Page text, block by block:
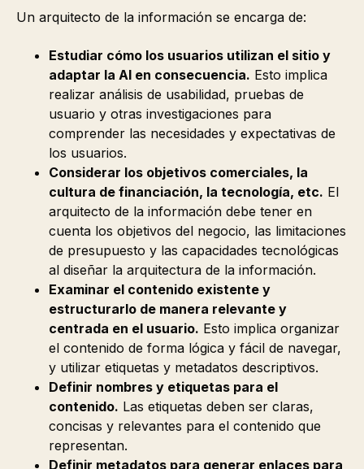
Un arquitecto de la información se encarga de:
Estudiar cómo los usuarios utilizan el sitio y
adaptar la AI en consecuencia. Esto implica
realizar análisis de usabilidad, pruebas de
usuario y otras investigaciones para
comprender las necesidades y expectativas de
los usuarios.
Considerar los objetivos comerciales, la
cultura de financiación, la tecnología, etc. El
arquitecto de la información debe tener en
cuenta los objetivos del negocio, las limitaciones
de presupuesto y las capacidades tecnológicas
al diseñar la arquitectura de la información.
Examinar el contenido existente y
estructurarlo de manera relevante y
centrada en el usuario. Esto implica organizar
el contenido de forma lógica y fácil de navegar,
y utilizar etiquetas y metadatos descriptivos.
Definir nombres y etiquetas para el
contenido. Las etiquetas deben ser claras,
concisas y relevantes para el contenido que
representan.
Definir metadatos para generar enlaces para